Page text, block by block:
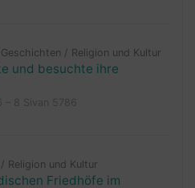
Geschichten / Religion und Kultur
und besuchte ihre
/ Religion und Kultur
Friedhöfe im